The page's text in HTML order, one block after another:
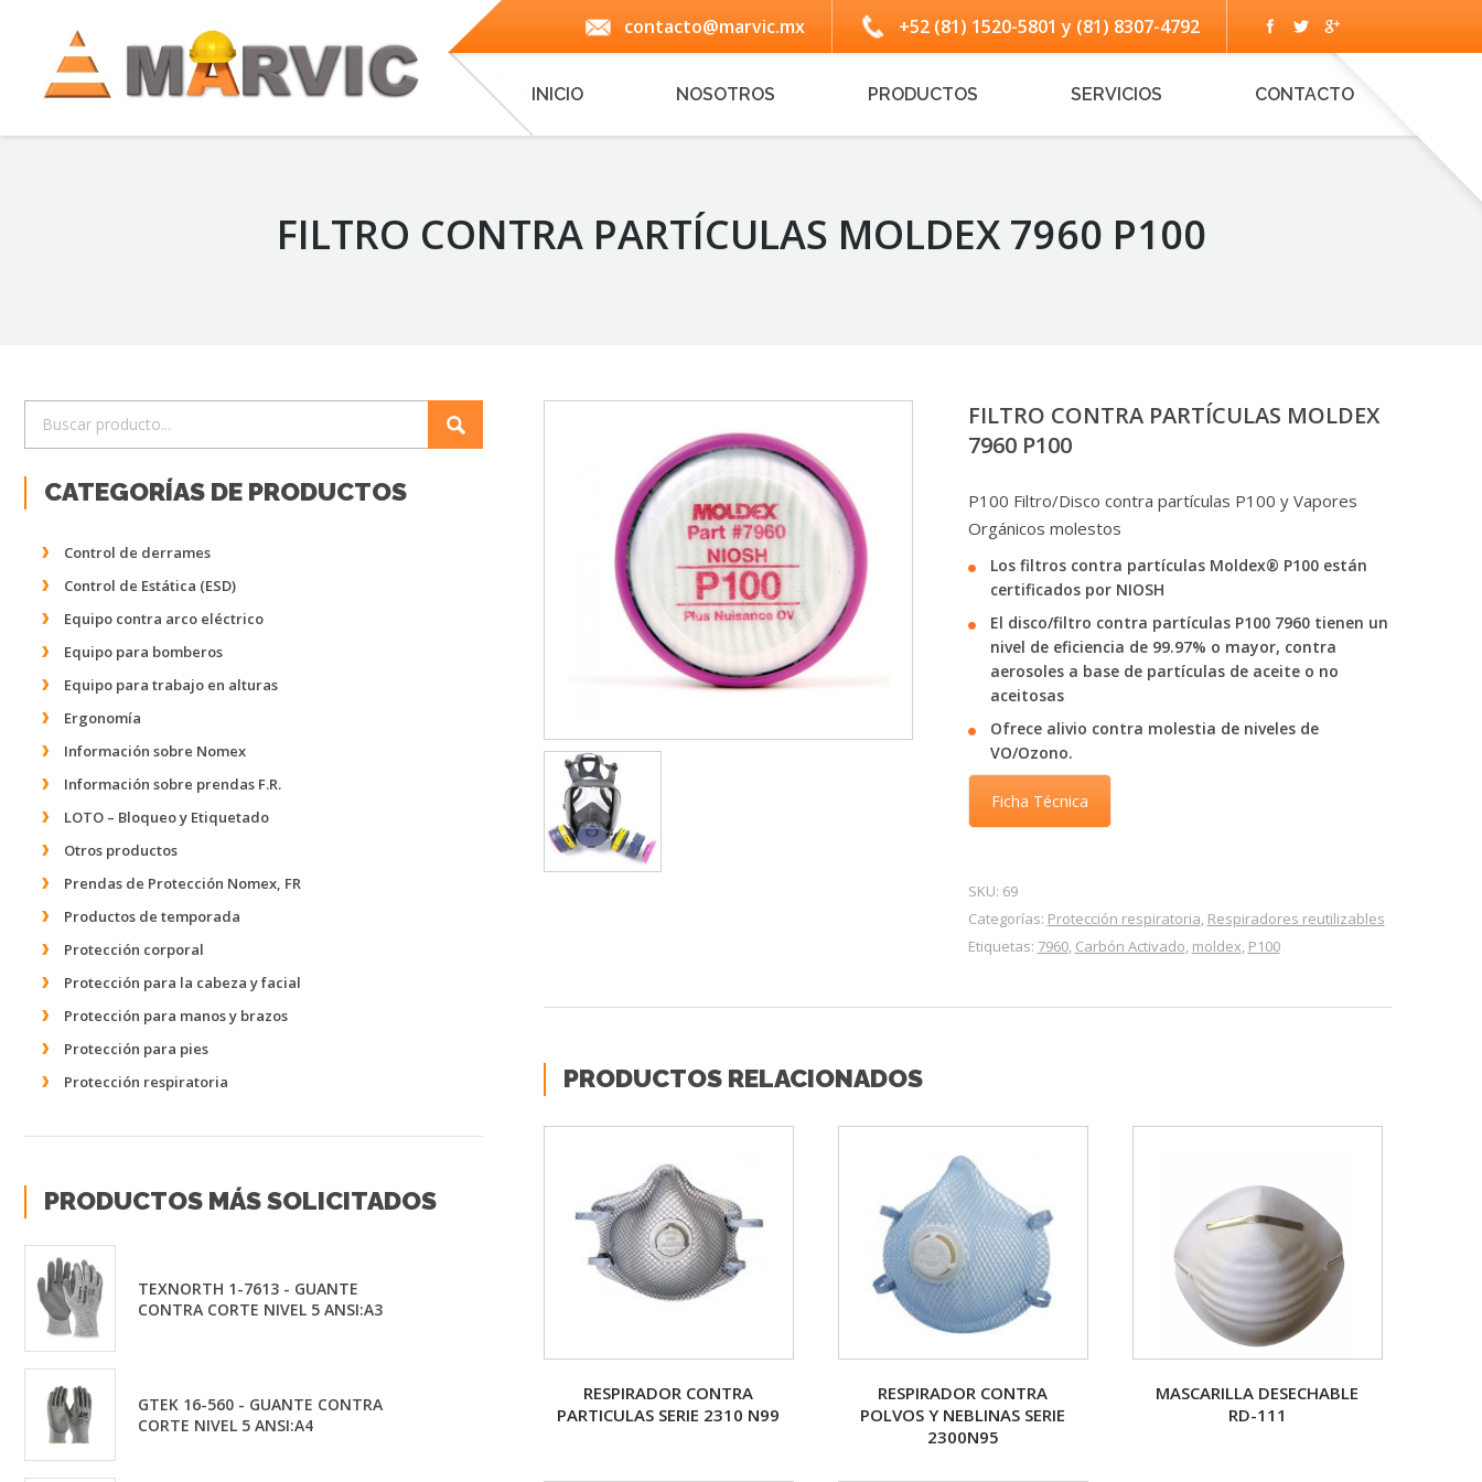
contacto@marvic.mx +52 (81) 1520-5801 y (81) 8307-4792
INICIO NOSOTROS PRODUCTOS SERVICIOS CONTACTO
FILTRO CONTRA PARTÍCULAS MOLDEX 7960 P100
FILTRO CONTRA PARTÍCULAS MOLDEX
7960 P100
P100 Filtro/Disco contra partículas P100 y Vapores
Orgánicos molestos
Los filtros contra partículas Moldex® P100 están
certificados por NIOSH
El disco/filtro contra partículas P100 7960 tienen un
nivel de eficiencia de 99.97% o mayor, contra
aerosoles a base de partículas de aceite o no
aceitosas
Ofrece alivio contra molestia de niveles de
VO/Ozono.
Ficha Técnica
SKU: 69
Categorías: Protección respiratoria, Respiradores reutilizables
Etiquetas: 7960, Carbón Activado, moldex, P100
PRODUCTOS RELACIONADOS
RESPIRADOR CONTRA
PARTICULAS SERIE 2310 N99
RESPIRADOR CONTRA
POLVOS Y NEBLINAS SERIE
2300N95
MASCARILLA DESECHABLE
RD-111
CATEGORÍAS DE PRODUCTOS
Control de derrames
Control de Estática (ESD)
Equipo contra arco eléctrico
Equipo para bomberos
Equipo para trabajo en alturas
Ergonomía
Información sobre Nomex
Información sobre prendas F.R.
LOTO – Bloqueo y Etiquetado
Otros productos
Prendas de Protección Nomex, FR
Productos de temporada
Protección corporal
Protección para la cabeza y facial
Protección para manos y brazos
Protección para pies
Protección respiratoria
PRODUCTOS MÁS SOLICITADOS
TEXNORTH 1-7613 - GUANTE
CONTRA CORTE NIVEL 5 ANSI:A3
GTEK 16-560 - GUANTE CONTRA
CORTE NIVEL 5 ANSI:A4